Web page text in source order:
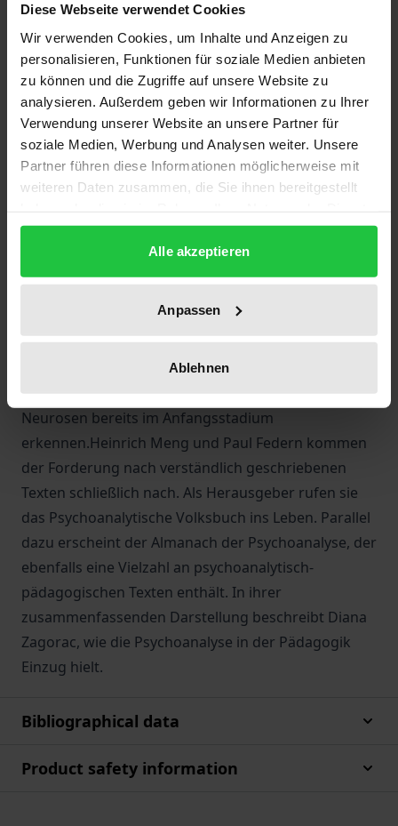
Diese Webseite verwendet Cookies
Wir verwenden Cookies, um Inhalte und Anzeigen zu
personalisieren, Funktionen für soziale Medien anbieten
zu können und die Zugriffe auf unsere Website zu
analysieren. Außerdem geben wir Informationen zu Ihrer
Verwendung unserer Website an unsere Partner für
soziale Medien, Werbung und Analysen weiter. Unsere
Partner führen diese Informationen möglicherweise mit
weiteren Daten zusammen, die Sie ihnen bereitgestellt
gesammelt haben.
Alle akzeptieren
Anpassen
Ablehnen
Wien nach dem Ersten Weltkrieg: Immer mehr
verwahrloste Kinder sitzen in
Erziehungsberatungsstellen. Kriegstraumata, Armut
und zerbrochene Familienstrukturen haben sie
vielfach aus der Bahn geworfen. Zu Beginn greifen
nur professionelle Erzieher wie August Aichhorn,
Siegfried Bernfeld oder Hans Zulliger auf die
Methoden der Psychoanalyse zurück, um den
der frühen 1920er-Jahre wächst die Idee,
professionelle Erzieher – im Regelfall die Eltern – das
für Erwachsene oft unverständliche Verhalten von
Kindern besser verstehen, Fehlverhalten in der
Erziehung vermeiden und das Entstehen von
Neurosen bereits im Anfangsstadium
erkennen.Heinrich Meng und Paul Federn kommen
der Forderung nach verständlich geschriebenen
Texten schließlich nach. Als Herausgeber rufen sie
das Psychoanalytische Volksbuch ins Leben. Parallel
dazu erscheint der Almanach der Psychoanalyse, der
ebenfalls eine Vielzahl an psychoanalytisch-
pädagogischen Texten enthält. In ihrer
zusammenfassenden Darstellung beschreibt Diana
Zagorac, wie die Psychoanalyse in der Pädagogik
Einzug hielt.
Bibliographical data
Product safety information